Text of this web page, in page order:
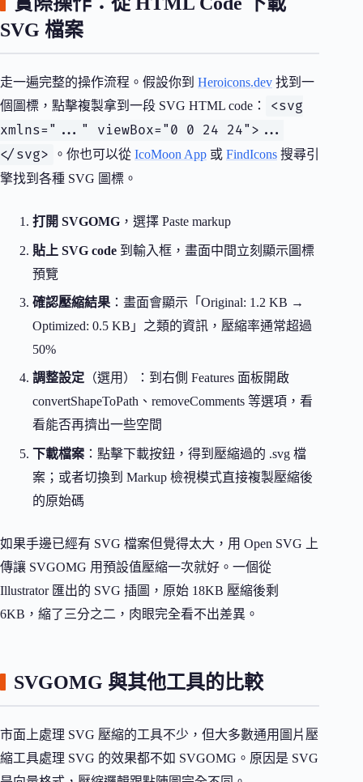
SVG 檔案
走一遍完整的操作流程。假設你到 Heroicons.dev 找到一
個圖標，點擊複製拿到一段 SVG HTML code：
<svg
xmlns="..." viewBox="0 0 24 24">...
</svg>
。你也可以從 IcoMoon App 或 FindIcons 搜尋引
擎找到各種 SVG 圖標。
打開 SVGOMG ，選擇 Paste markup
貼上 SVG code 到輸入框，畫面中間立刻顯示圖標
預覽
確認壓縮結果 ：畫面會顯示「Original: 1.2 KB →
Optimized: 0.5 KB」之類的資訊，壓縮率通常超過
50%
調整設定 （選用）：到右側 Features 面板開啟
convertShapeToPath、removeComments 等選項，看
看能否再擠出一些空間
下載檔案 ：點擊下載按鈕，得到壓縮過的 .svg 檔
案；或者切換到 Markup 檢視模式直接複製壓縮後
的原始碼
如果手邊已經有 SVG 檔案但覺得太大，用 Open SVG 上
傳讓 SVGOMG 用預設值壓縮一次就好。一個從
Illustrator 匯出的 SVG 插圖，原始 18KB 壓縮後剩
6KB，縮了三分之二，肉眼完全看不出差異。
SVGOMG 與其他工具的比較
市面上處理 SVG 壓縮的工具不少，但大多數通用圖片壓
縮工具處理 SVG 的效果都不如 SVGOMG。原因是 SVG